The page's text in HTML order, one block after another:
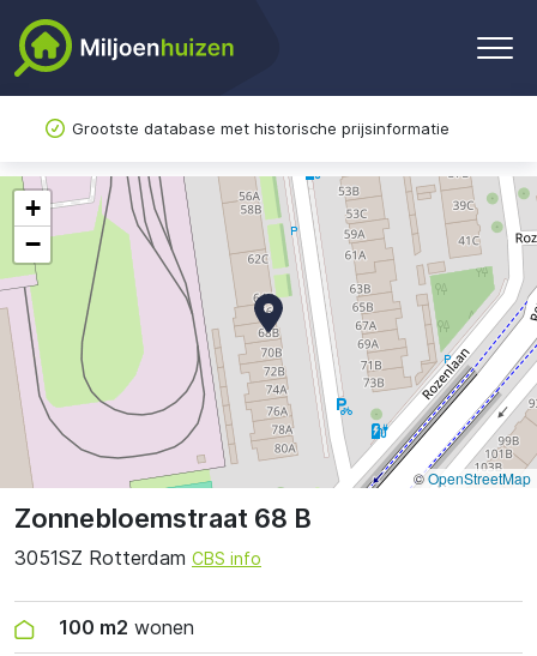
Grootste database met historische prijsinformatie
Zonnebloemstraat 68 B
3051SZ Rotterdam CBS info
100 m2 wonen
+
−
©OpenStreetMap